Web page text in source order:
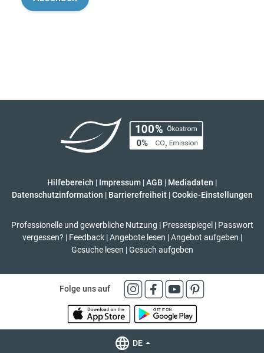
Hilfebereich | Impressum |AGB | Mediadaten |
Datenschutzinformation | Barrierefreiheit | Cookie-Einstellungen
Professionelle und gewerbliche Nutzung | Pressespiegel | Passwort
vergessen? | Feedback | Angebote lesen | Angebot aufgeben |
Gesuche lesen | Gesuch aufgeben
Folge uns auf
DE